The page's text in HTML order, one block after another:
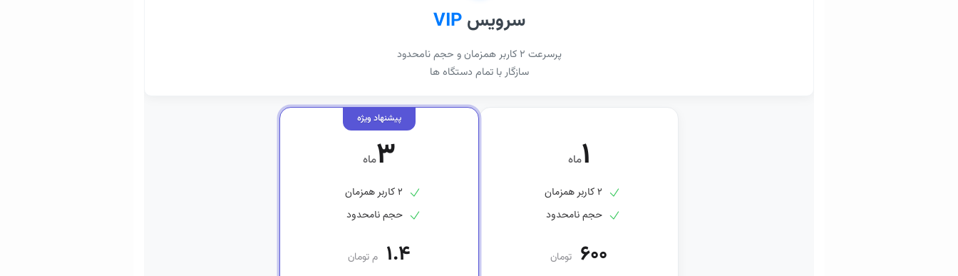
سرویس VIP
پرسرعت ۲ کاربر همزمان و حجم نامحدود
سازگار با تمام دستگاه ها
۱ماه
۲ کاربر همزمان
حجم نامحدود
۶۰۰ تومان
۳ماه
۲ کاربر همزمان
حجم نامحدود
۱.۴ م تومان